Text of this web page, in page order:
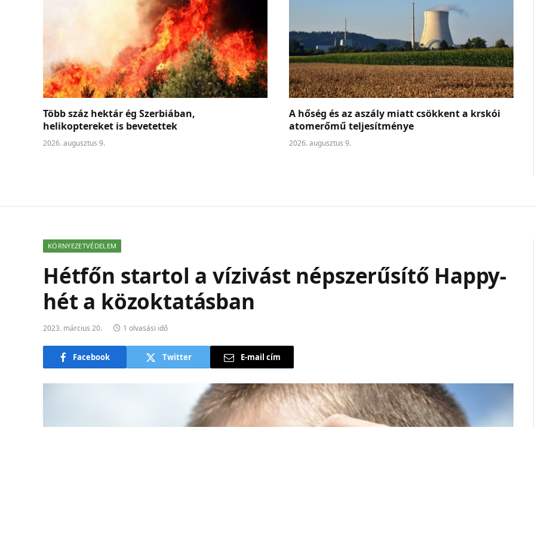
Több száz hektár ég Szerbiában,
helikoptereket is bevetettek
2026. augusztus 9.
A hőség és az aszály miatt csökkent a krskói
atomerőmű teljesítménye
2026. augusztus 9.
KÖRNYEZETVÉDELEM
Hétfőn startol a vízivást népszerűsítő Happy-
hét a közoktatásban
2023. március 20. 1 olvasási idő
Facebook Twitter E-mail cím